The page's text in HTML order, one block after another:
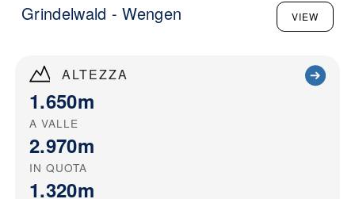
ALTEZZA
1.650m
A VALLE
2.970m
IN QUOTA
1.320m
Grindelwald - Wengen VIEW